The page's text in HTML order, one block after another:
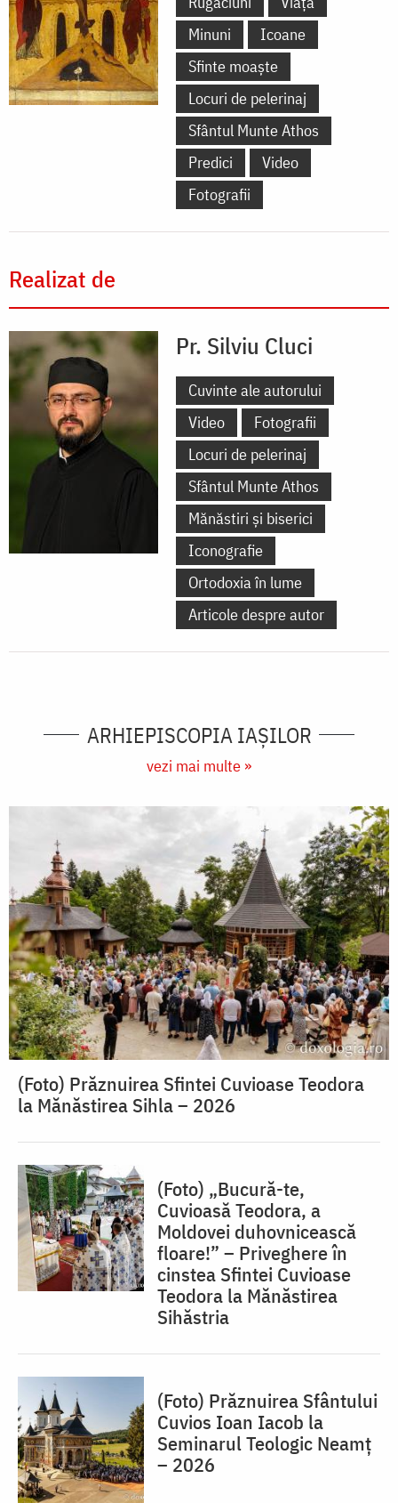
Minuni
Icoane
Sfinte moaște
Locuri de pelerinaj
Sfântul Munte Athos
Predici
Video
Fotografii
Realizat de
Pr. Silviu Cluci
Cuvinte ale autorului
Video
Fotografii
Locuri de pelerinaj
Sfântul Munte Athos
Mănăstiri și biserici
Iconografie
Ortodoxia în lume
Articole despre autor
ARHIEPISCOPIA IAŞILOR
vezi mai multe »
(Foto) Prăznuirea Sfintei Cuvioase Teodora
la Mănăstirea Sihla – 2026
(Foto) „Bucură-te,
Cuvioasă Teodora, a
Moldovei duhovnicească
floare!” – Priveghere în
cinstea Sfintei Cuvioase
Teodora la Mănăstirea
Sihăstria
(Foto) Prăznuirea Sfântului
Cuvios Ioan Iacob la
Seminarul Teologic Neamț
– 2026